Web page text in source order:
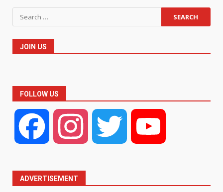
Search
for:
JOIN US
FOLLOW US
Facebook Instagram Twitter
ADVERTISEMENT